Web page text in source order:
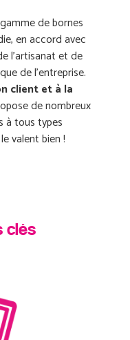
de bornes
en accord avec
l’artisanat et de
de l’entreprise.
client et à la
de nombreux
à tous types
valent bien !
clés